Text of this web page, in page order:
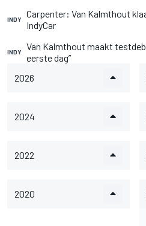
INDY
Carpenter: Van Kalmthout
IndyCar
INDY
Van Kalmthout maakt
eerste dag”
2026
2024
2022
2020